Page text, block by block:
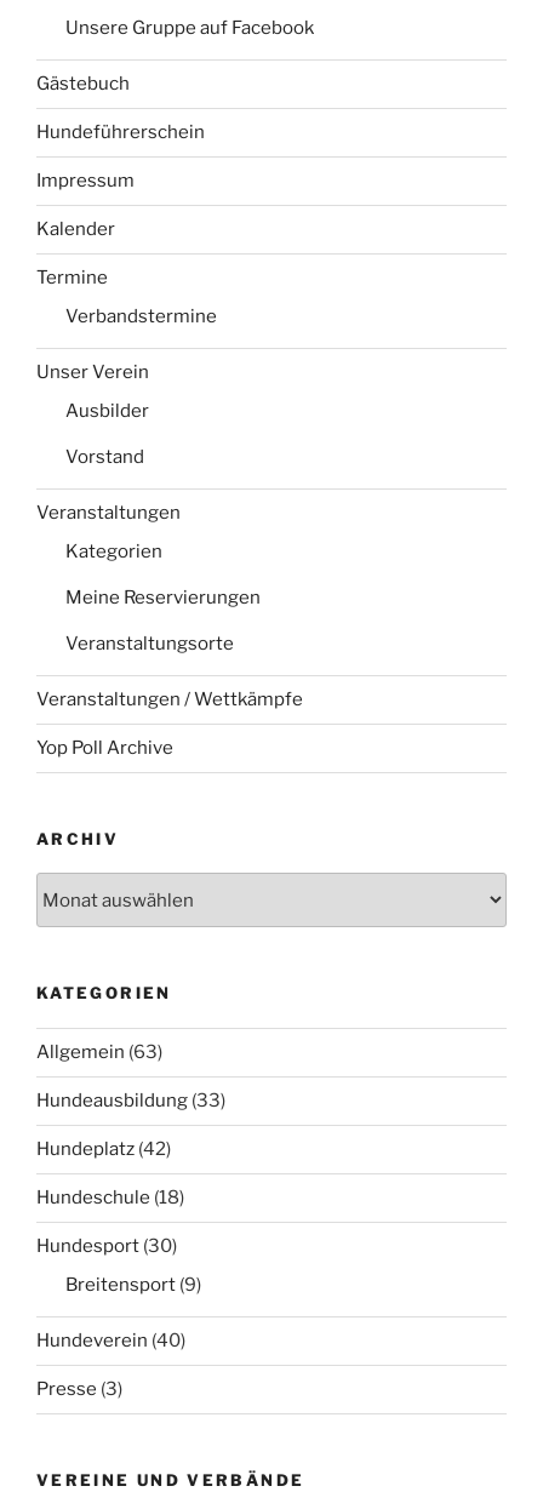
Unsere Gruppe auf Facebook
Gästebuch
Hundeführerschein
Impressum
Kalender
Termine
Verbandstermine
Unser Verein
Ausbilder
Vorstand
Veranstaltungen
Kategorien
Meine Reservierungen
Veranstaltungsorte
Veranstaltungen / Wettkämpfe
Yop Poll Archive
ARCHIV
KATEGORIEN
Allgemein (63)
Hundeausbildung (33)
Hundeplatz (42)
Hundeschule (18)
Hundesport (30)
Breitensport (9)
Hundeverein (40)
Presse (3)
VEREINE UND VERBÄNDE